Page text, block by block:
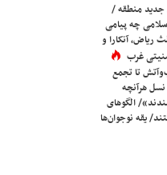
جدید منطقه /
چه پیامی
ریاض، آنکارا و
غرب
تا تجمع
نسل هرآنچه
الگوهای
یقه نوجوان‌ها